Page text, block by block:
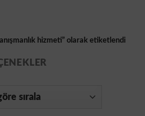
hizmeti” olarak etiketlendi